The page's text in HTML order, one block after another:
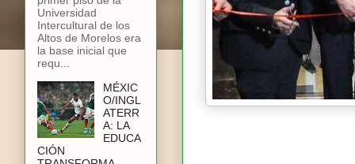
Universidad
Intercultural de los
Altos de Morelos era
la base inicial que
requ...
MÉXIC
O/INGL
ATERR
A: LA
EDUCA
CIÓN